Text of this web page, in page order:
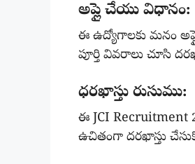
అప్లై చేయు విధానం:
ఈ ఉద్యోగాలకు మనం
పూర్తి వివరాలు చూసి
ధరఖాస్తు రుసుము:
ఈ JCI Recruitment
ఉచితంగా దరఖాస్తు